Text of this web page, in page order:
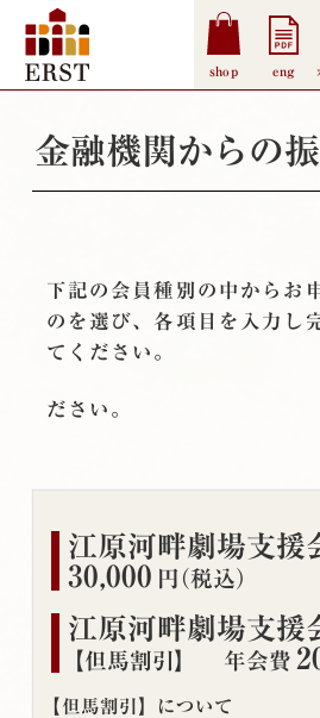
shop eng
金融機関からの
下記の会員種別の中からお
のを選び、各項目を入力し
てください。
ださい。
江原河畔劇場支援
30,000 円（税込）
江原河畔劇場支援
【但馬割引】 年会費
【但馬割引】について